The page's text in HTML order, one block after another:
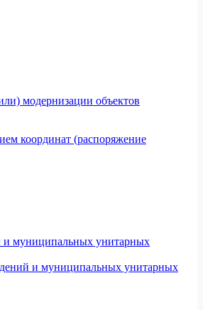
модернизации объектов
координат (распоряжение
и муниципальных унитарных
и муниципальных унитарных